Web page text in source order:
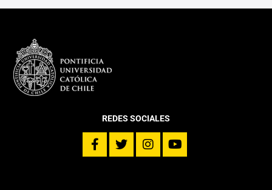
REDES SOCIALES